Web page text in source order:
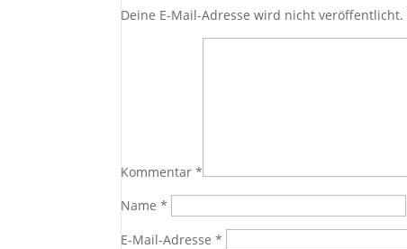
Deine E-Mail-Adresse wird nicht veröffentlicht.
Kommentar*
Name*
E-Mail-Adresse*